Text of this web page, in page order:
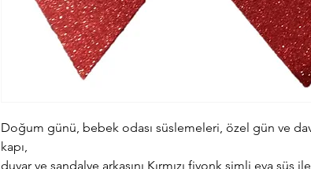
Doğum günü, bebek odası süslemeleri, özel gün ve
kapı,
duvar ve sandalye arkasını Kırmızı fiyonk simli eva süs ile